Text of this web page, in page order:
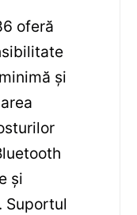
oferă
și
și
Suportul